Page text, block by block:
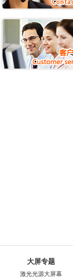
大屏专题
激光光源大屏幕